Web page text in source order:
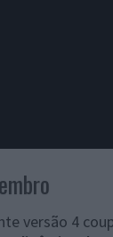
versão 4